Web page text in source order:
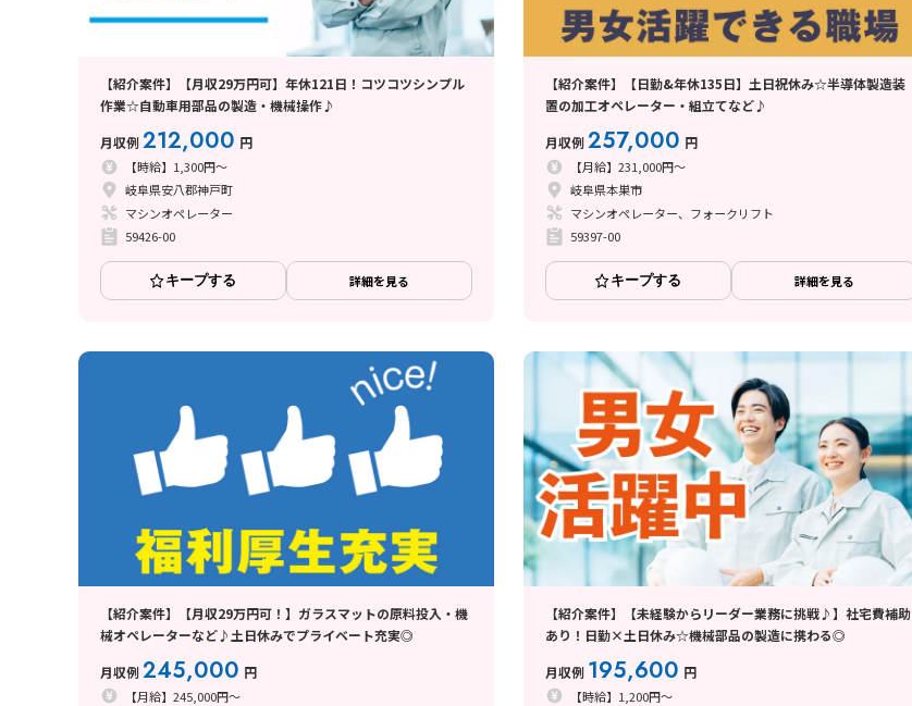
【紹介案件】【月収29万円可】年休121日！コツコツシンプル
作業☆自動車用部品の製造・機械操作♪
月収例212,000 円
【時給】1,300円～
岐阜県安八郡神戸町
マシンオペレーター
59426-00
キープする 詳細を見る
【紹介案件】【日勤&年休135日】土日祝休み☆半導体製造装
置の加工オペレーター・組立てなど♪
月収例257,000 円
【月給】231,000円～
岐阜県本巣市
マシンオペレーター、フォークリフト
59397-00
キープする 詳細を見る
【紹介案件】【月収29万円可！】ガラスマットの原料投入・機
械オペレーターなど♪土日休みでプライベート充実◎
月収例245,000 円
【月給】245,000円～
【紹介案件】【未経験からリーダー業務に挑戦♪】社宅費補助
あり！日勤×土日休み☆機械部品の製造に携わる◎
月収例 195,600 円
【時給】1,200円～